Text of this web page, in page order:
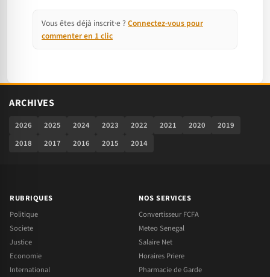
Vous êtes déjà inscrit·e ? Connectez-vous pour
commenter en 1 clic
ARCHIVES
2026 2025 2024 2023 2022 2021 2020
2019
2018
2017 2016 2015 2014
RUBRIQUES
Politique
Societe
Justice
Economie
International
NOS SERVICES
Convertisseur FCFA
Meteo Senegal
Salaire Net
Horaires Priere
Pharmacie de Garde